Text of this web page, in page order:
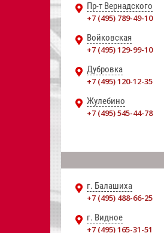
Пр-т Вернадского
+7 (495) 789-49-10
Войковская
+7 (495) 129-99-10
Дубровка
+7 (495) 120-12-35
Жулебино
+7 (495) 545-44-78
г. Балашиха
+7 (495) 488-66-25
г. Видное
+7 (495) 165-31-51